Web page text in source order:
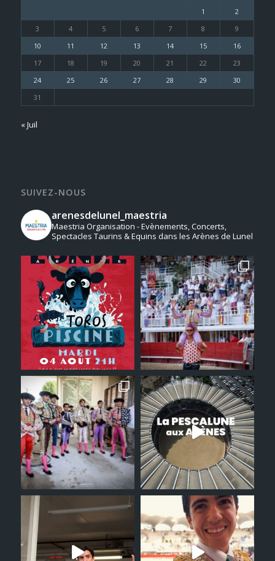
1
2
3
4 5 6 7 8
9
10
11 12 13 14 15
16
17
18 19 20 21 22
23
24
25 26 27 28 29
30
31
« Juil
SUIVEZ-NOUS
arenesdelunel_maestria
Maestria Organisation - Evènements, Concerts,
Spectacles Taurins & Equins dans les Arènes de Lunel